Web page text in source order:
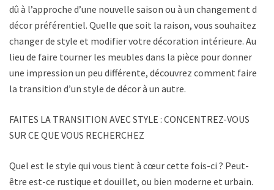
dû à l’approche d’une nouvelle saison ou à un changement de
décor préférentiel. Quelle que soit la raison, vous souhaitez
changer de style et modifier votre décoration intérieure. Au
lieu de faire tourner les meubles dans la pièce pour donner
une impression un peu différente, découvrez comment faire
la transition d’un style de décor à un autre.
FAITES LA TRANSITION AVEC STYLE : CONCENTREZ-VOUS
SUR CE QUE VOUS RECHERCHEZ
Quel est le style qui vous tient à cœur cette fois-ci ? Peut-
être est-ce rustique et douillet, ou bien moderne et urbain.